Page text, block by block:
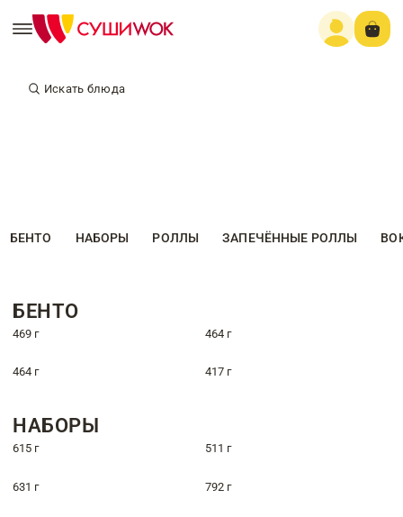
Искать блюда
БЕНТО НАБОРЫ РОЛЛЫ ЗАПЕЧЁННЫЕ РОЛЛЫ
БЕНТО
469 г 464 г
464 г 417 г
НАБОРЫ
615 г 511 г
631 г 792 г